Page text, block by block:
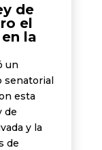
de
el
la
un
senatorial
esta
de
y la
de